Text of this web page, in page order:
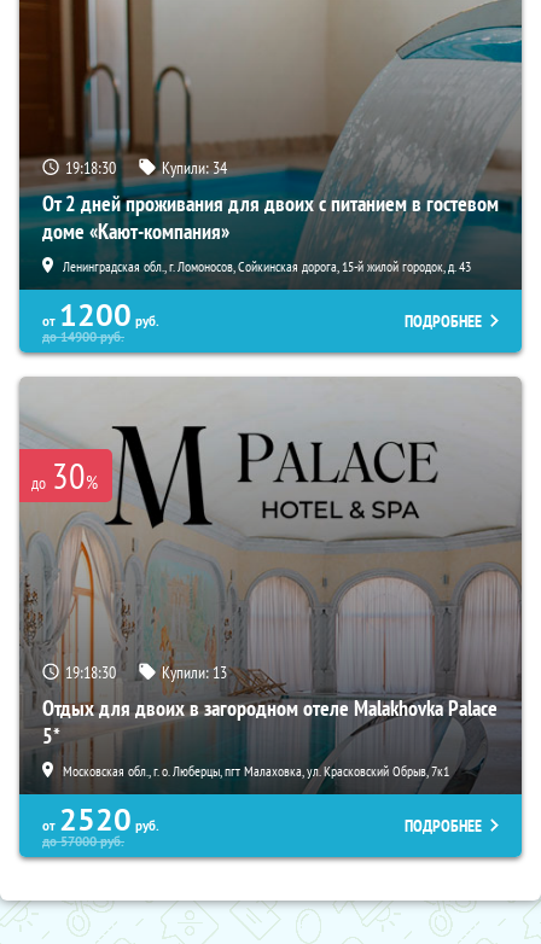
19:18:28 Купили:34
От 2 дней проживания для двоих с питанием в гостевом
доме «Кают-компания»
Ленинградская обл., г. Ломоносов, Сойкинская дорога, 15-й жилой городок, д. 43
от 1200 руб.
до14900руб.
ПОДРОБНЕЕ
до 30%
19:18:28 Купили:13
Отдых для двоих в загородном отеле Malakhovka Palace
5*
Московская обл., г. о. Люберцы, пгт Малаховка, ул. Красковский Обрыв, 7к1
от 2520 руб.
до57000руб.
ПОДРОБНЕЕ